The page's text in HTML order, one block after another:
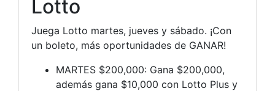
Lotto
Juega Lotto martes, jueves y sábado. ¡Con
un boleto, más oportunidades de GANAR!
MARTES $200,000: Gana $200,000,
además gana $10,000 con Lotto Plus y